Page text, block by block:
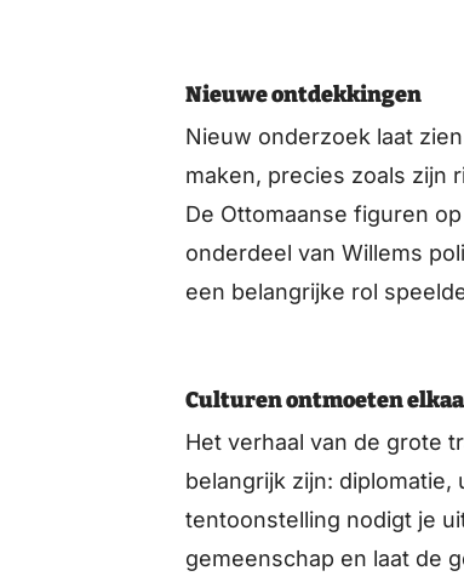
Nieuwe ontdekkingen
Nieuw onderzoek laat
maken, precies zoals zijn
De Ottomaanse figuren
onderdeel van Willems
een belangrijke rol
Culturen ontmoeten
Het verhaal van de grote
belangrijk zijn:
tentoonstelling nodigt je
gemeenschap en laat de